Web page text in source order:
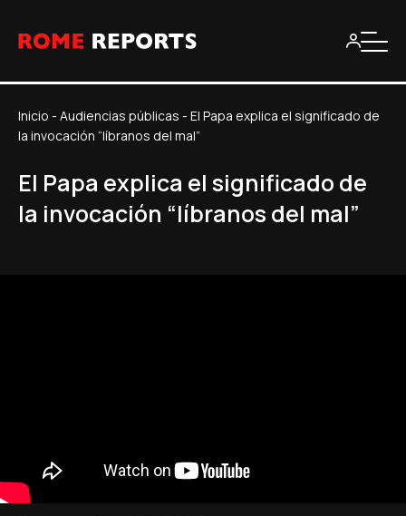
Inicio - Audiencias públicas - El Papa explica el significado de
la invocación “líbranos del mal”
El Papa explica el significado de
la invocación “líbranos del mal”